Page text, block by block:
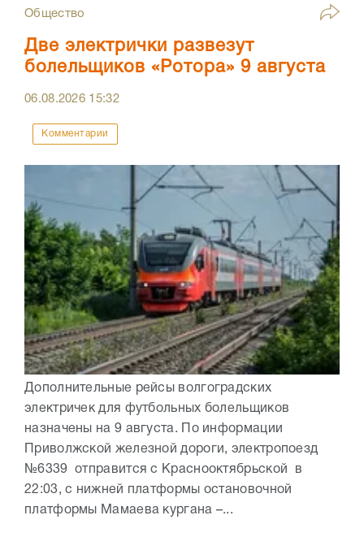
Общество
Две электрички развезут
болельщиков «Ротора» 9 августа
06.08.2026 15:32
Комментарии
Дополнительные рейсы волгоградских
электричек для футбольных болельщиков
назначены на 9 августа. По информации
Приволжской железной дороги, электропоезд
№6339 отправится с Краснооктябрьской в
22:03, с нижней платформы остановочной
платформы Мамаева кургана –...